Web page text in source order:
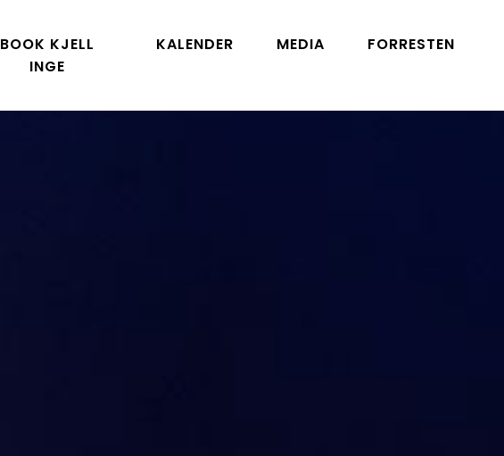
BOOK KJELL
INGE
KALENDER MEDIA FORRESTEN